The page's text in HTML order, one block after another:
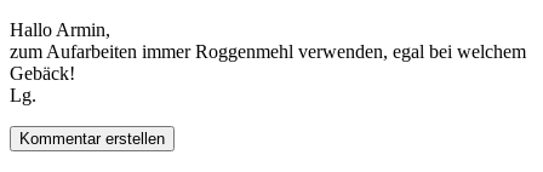
Hallo Armin,
zum Aufarbeiten immer Roggenmehl verwenden, egal bei welchem
Gebäck!
Lg.
Kommentar erstellen